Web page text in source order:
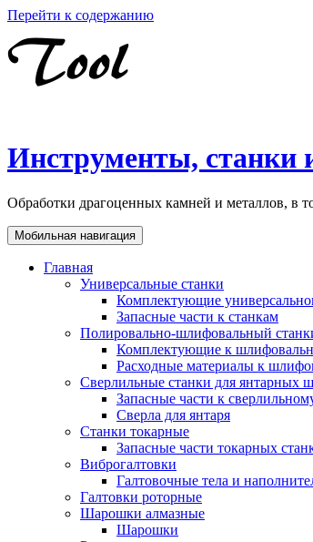
Перейти к содержанию
Инструменты, станки
Обработки драгоценных камней и металлов, в
Мобильная навигация
Главная
Универсальные станки
Комплектующие
Запасные части к станкам
Полировально-шлифовальный
Комплектующие к
Расходные материалы к
Сверлильные станки для янтарных
Запасные части к
Сверла для янтаря
Станки токарные
Запасные части токарных
Виброгалтовки
Галтовочные тела и
Галтовки роторные
Шарошки алмазные
Шарошки